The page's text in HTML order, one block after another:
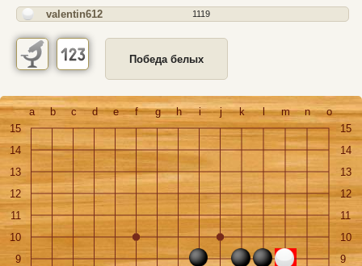
valentin612 1119
Победа белых
a b c d e f g h i j k l m n
o
15
15
14
14
13
13
12
12
11
11
10
10
9
9